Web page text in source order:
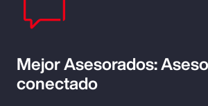
Mejor Asesorados:
conectado